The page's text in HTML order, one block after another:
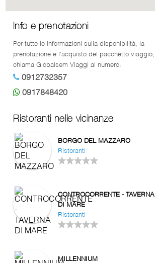
Info e prenotazioni
Per tutte le informazioni sulla disponibilità, la
prenotazione e l'acquisto del pacchetto viaggio,
chiama Globalsem Viaggi al numero:
0912732357
0917848420
Ristoranti nelle vicinanze
BORGO DEL MAZZARO
Ristoranti
CONTROCORRENTE - TAVERNA
DI MARE
Ristoranti
MILLENNIUM